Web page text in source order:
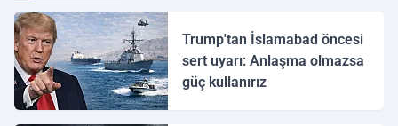
Trump'tan İslamabad öncesi
sert uyarı: Anlaşma olmazsa
güç kullanırız